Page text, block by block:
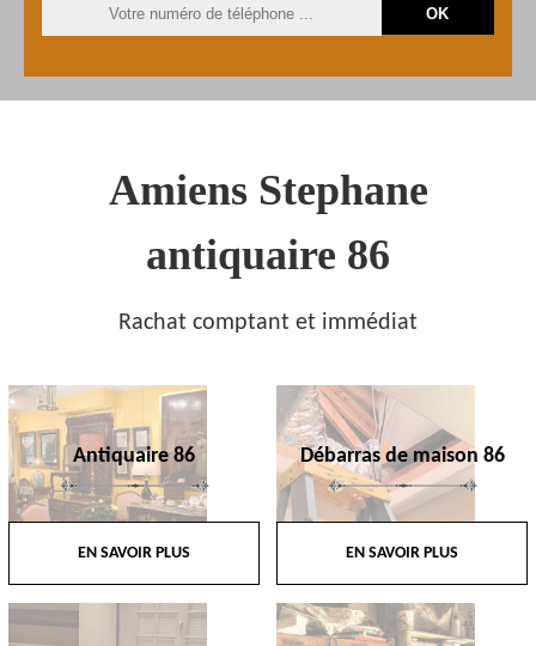
Amiens Stephane
antiquaire 86
Rachat comptant et immédiat
Antiquaire 86
EN SAVOIR PLUS
Débarras de maison 86
EN SAVOIR PLUS